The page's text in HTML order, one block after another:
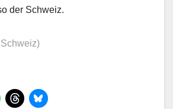
der Schweiz.